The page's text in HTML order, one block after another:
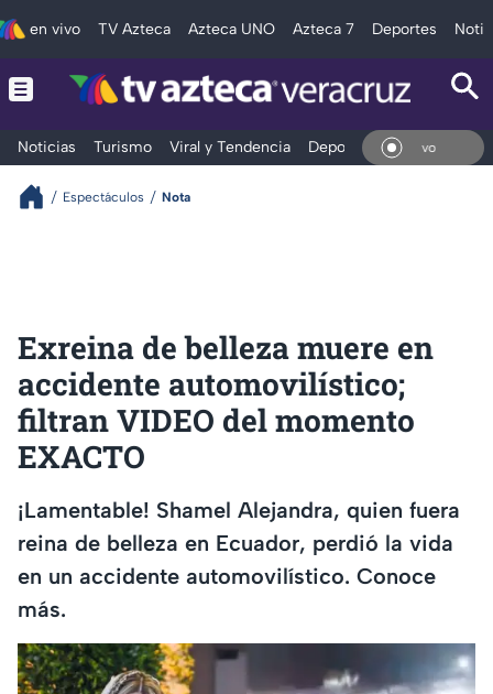
en vivo TV Azteca Azteca UNO Azteca 7 Deportes
Noticias Turismo Viral y Tendencia Deportes Espectáculos
En
Espectáculos Nota
Exreina de belleza muere en
accidente automovilístico;
filtran VIDEO del momento
EXACTO
¡Lamentable! Shamel Alejandra, quien fuera
reina de belleza en Ecuador, perdió la vida
en un accidente automovilístico. Conoce
más.